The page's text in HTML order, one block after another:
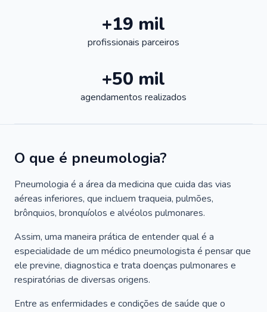
+19 mil
profissionais parceiros
+50 mil
agendamentos realizados
O que é pneumologia?
Pneumologia é a área da medicina que cuida das vias
aéreas inferiores, que incluem traqueia, pulmões,
brônquios, bronquíolos e alvéolos pulmonares.
Assim, uma maneira prática de entender qual é a
especialidade de um médico pneumologista é pensar que
ele previne, diagnostica e trata doenças pulmonares e
respiratórias de diversas origens.
Entre as enfermidades e condições de saúde que o